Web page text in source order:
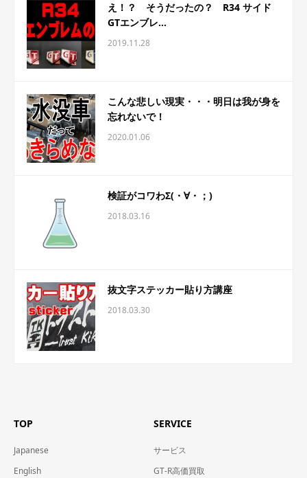
え！？ そうだったの？ R34 サイド
GTエンブレ...
2019.11.28
こんな悲しい現実・・・明日は我が身を
忘れないで！
2020.01.06
検証がコワわΣ(・∀・；)
2018.03.16
抜文字ステッカー貼り方講座
2018.03.30
TOP
Japanese
English
SERVICE
サービス
GT-R高価買取